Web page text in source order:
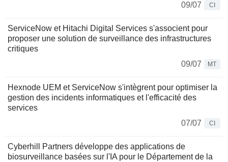
09/07
CI
ServiceNow et Hitachi Digital Services s'associent pour
proposer une solution de surveillance des infrastructures
critiques
09/07
MT
Hexnode UEM et ServiceNow s'intègrent pour optimiser la
gestion des incidents informatiques et l'efficacité des
services
07/07
CI
Cyberhill Partners développe des applications de
biosurveillance basées sur l'IA pour le Département de la